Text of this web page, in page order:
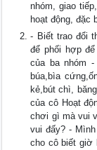
nhóm, giao
hoạt động, đặc
- Biết trao đổi
để phối hợp
của ba nhóm
búa,bìa
kẻ,bút chì,
của cô Hoạt
chơi gì mà vui
vui đấy? -
cho cô biết giờ